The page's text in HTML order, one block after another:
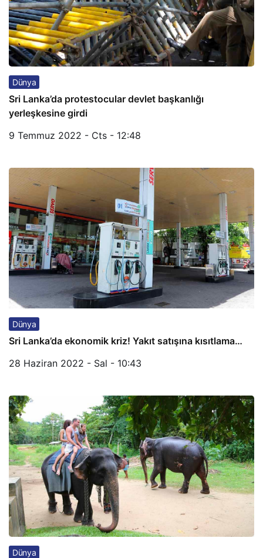
Dünya
Sri Lanka’da protestocular devlet başkanlığı
yerleşkesine girdi
9 Temmuz 2022 - Cts - 12:48
Dünya
Sri Lanka’da ekonomik kriz! Yakıt satışına kısıtlama…
28 Haziran 2022 - Sal - 10:43
Dünya